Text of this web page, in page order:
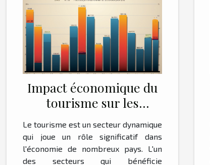
Impact économique du
tourisme sur les
locations de vacances
Le tourisme est un secteur dynamique
qui joue un rôle significatif dans
l'économie de nombreux pays. L'un
des secteurs qui bénéficie